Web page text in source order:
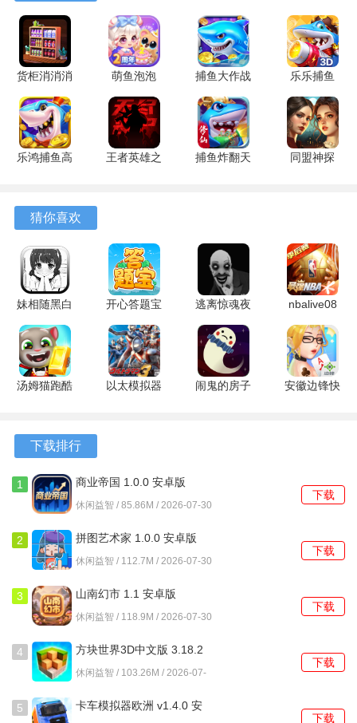
4、部分稀有装饰品或店铺类型，需要通过完成特定的成就或
连续登录才能获得。
游戏优势
1、游戏对硬件配置要求不高，大部分移动设备都能流畅运
行，加载速度较快。
3、单次经营会话所需时间可长可短，适合利用碎片时间进
行，没有过强的进度压力。
4、游戏的经济系统经过仔细调整，前期资源获取与后期升级
消耗之间形成了良好的平衡。
模拟商城怎么玩？
1、游戏初期资金有限，建议优先开设基础餐饮类店铺，这类
店铺回本周期较短，能为后续扩张积累启动资金。
品，避免因缺货导致顾客失望离开。
3、当拥有多家店铺后，合理规划商城动线很重要，将互补类
型的店铺相邻放置，可以增加顾客的消费几率。
4、完成每日的商会订单任务，这是获取稀有装修材料和加速
道具的主要稳定来源。
5、不要忽视雇员的心情值，定期为他们安排休息或使用道具
提升心情，可以维持店铺的高效运转。
6、在商城升级到一定等级后，会解锁品牌合作功能，与特定
品牌签约可以永久提升对应品类店铺的销售额。
货柜消消消
1.0.2 安卓
版
萌鱼泡泡
3.4.1.6 安
卓版
捕鱼大作战
1.5112 手
机版
乐乐捕鱼
9.2 安卓版
乐鸿捕鱼高
王者英雄之
捕鱼炸翻天
同盟神探
猜你喜欢
妹相随黑白
世界的缤纷
冒险 1.0.4
安卓版
开心答题宝
1.1.9.6 安
卓版
逃离惊魂夜
v1.4 安卓
版
nbalive08
中文版
1.49.601
安卓版
汤姆猫跑酷
26.2.2.16362
最新版
以太模拟器
版
闹鬼的房子
安徽边锋快
下载排行
1 商业帝国 1.0.0 安卓版
休闲益智 / 85.86M / 2026-07-30
下载
2 拼图艺术家 1.0.0 安卓版
休闲益智 / 112.7M / 2026-07-30
下载
3 山南幻市 1.1 安卓版
休闲益智 / 118.9M / 2026-07-30
下载
4
方块世界3D中文版 3.18.2
安卓版
休闲益智 / 103.26M / 2026-07-
下载
5
卡车模拟器欧洲 v1.4.0 安
下载